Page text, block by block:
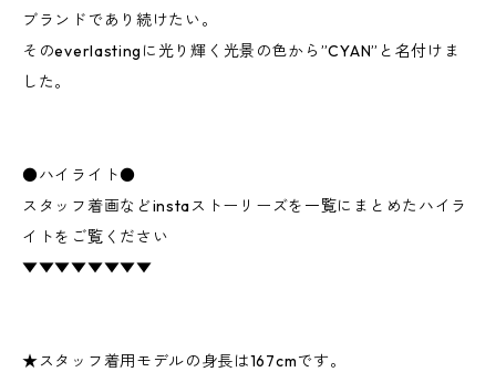
ブランドであり続けたい。
そのeverlastingに光り輝く光景の色から”CYAN”と名付けま
した。
●ハイライト●
スタッフ着画などinstaストーリーズを一覧にまとめたハイラ
イトをご覧ください
▼▼▼▼▼▼▼▼
★スタッフ着用モデルの身長は167cmです。